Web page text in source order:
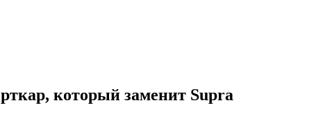
который заменит Supra